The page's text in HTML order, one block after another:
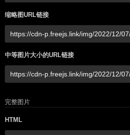
缩略图URL链接
中等图片大小的URL链接
完整图片
HTML